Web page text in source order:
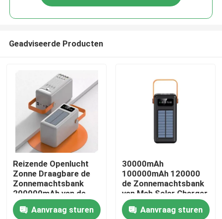
Thuis
Geadviseerde Producten
Reizende Openlucht
Zonne Draagbare de
Zonnemachtsbank
200000mAh van de
Laders Grote
Capaciteit
Aanvraag sturen
30000mAh
100000mAh 120000
de Zonnemachtsbank
van Mah Solar Charger
Detachable Cable met
Sleutelkoord
Aanvraag sturen